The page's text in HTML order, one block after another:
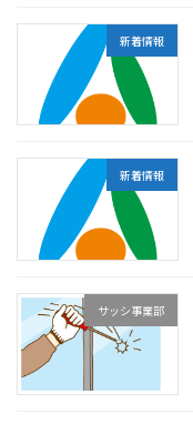
新着情報
新着情報
サッシ事業部